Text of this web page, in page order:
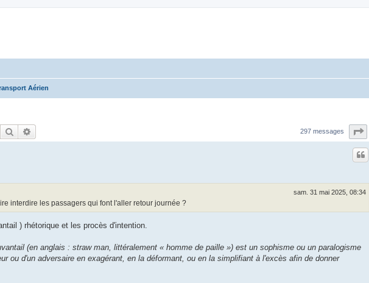
Aérien
Rechercher 297 messages
sam. 31 mai 2025, 08:34
interdire les passagers qui font l'aller retour journée ?
) rhétorique et les procès d'intention.
(en anglais : straw man, littéralement « homme de paille ») est un sophisme ou un paralogisme
ou d'un adversaire en exagérant, en la déformant, ou en la simplifiant à l'excès afin de donner